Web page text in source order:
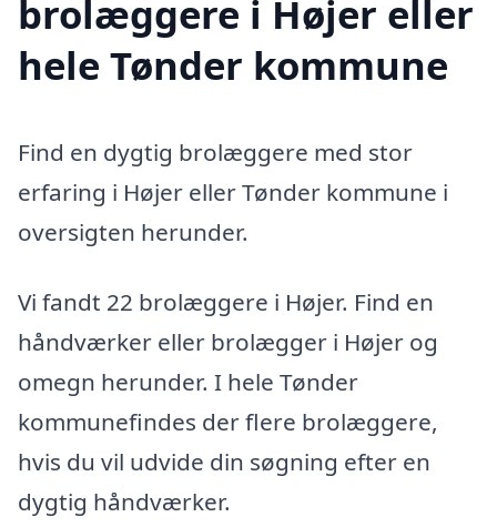
brolæggere i Højer eller
hele Tønder kommune
Find en dygtig brolæggere med stor
erfaring i Højer eller Tønder kommune i
oversigten herunder.
Vi fandt 22 brolæggere i Højer. Find en
håndværker eller brolægger i Højer og
omegn herunder. I hele Tønder
kommunefindes der flere brolæggere,
hvis du vil udvide din søgning efter en
dygtig håndværker.